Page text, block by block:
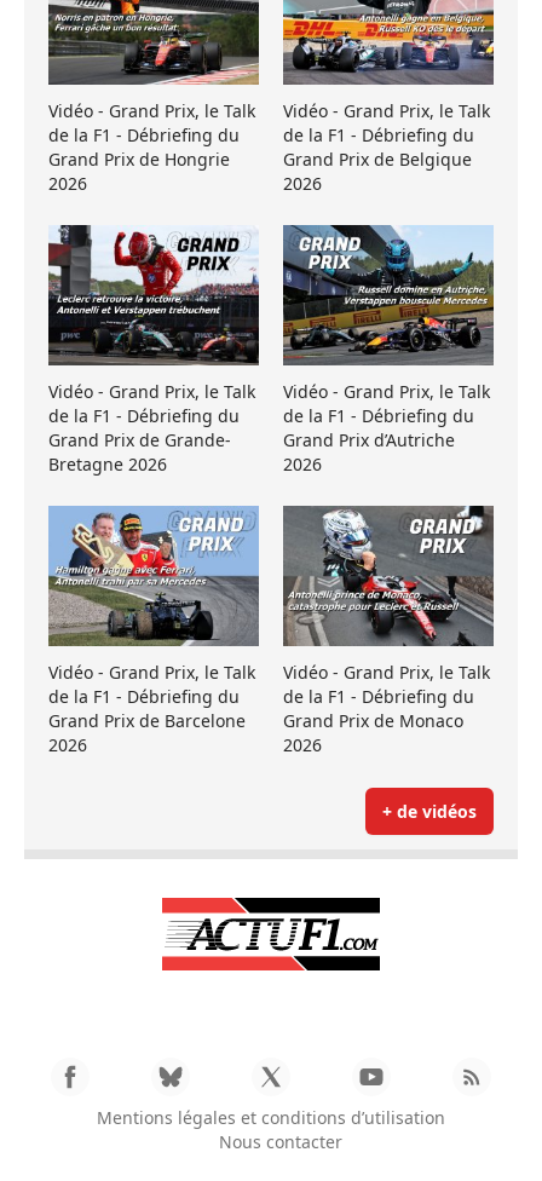
Vidéo - Grand Prix, le Talk
de la F1 - Débriefing du
Grand Prix de Hongrie
2026
Vidéo - Grand Prix, le Talk
de la F1 - Débriefing du
Grand Prix de Belgique
2026
Vidéo - Grand Prix, le Talk
de la F1 - Débriefing du
Grand Prix de Grande-
Bretagne 2026
Vidéo - Grand Prix, le Talk
de la F1 - Débriefing du
Grand Prix d’Autriche
2026
Vidéo - Grand Prix, le Talk
de la F1 - Débriefing du
Grand Prix de Barcelone
2026
Vidéo - Grand Prix, le Talk
de la F1 - Débriefing du
Grand Prix de Monaco
2026
+ de vidéos
Mentions légales et conditions d’utilisation
Nous contacter